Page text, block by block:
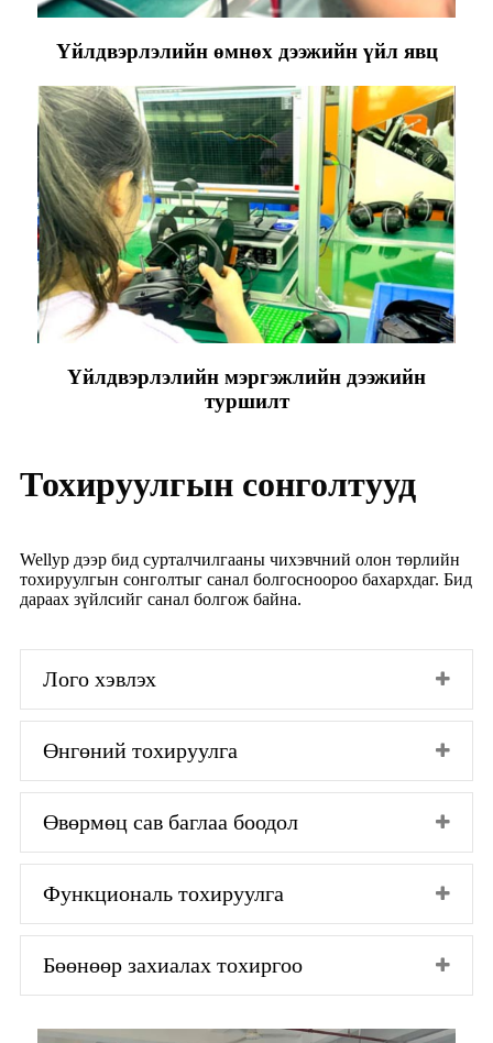
Үйлдвэрлэлийн өмнөх дээжийн үйл явц
Үйлдвэрлэлийн мэргэжлийн дээжийн
туршилт
Тохируулгын сонголтууд
Wellyp дээр бид сурталчилгааны чихэвчний олон төрлийн
тохируулгын сонголтыг санал болгосноороо бахархдаг. Бид
дараах зүйлсийг санал болгож байна.
Лого хэвлэх
Өнгөний тохируулга
Өвөрмөц сав баглаа боодол
Функциональ тохируулга
Бөөнөөр захиалах тохиргоо